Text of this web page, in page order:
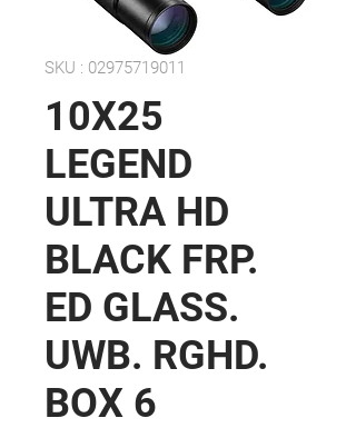
SKU : 02975719011
10X25
LEGEND
ULTRA HD
BLACK FRP.
ED GLASS.
UWB. RGHD.
BOX 6